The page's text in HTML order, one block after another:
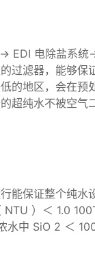
EDI 电除盐系
过滤器，能够
的地区，会在
超纯水不被空气
保证整个纯
）＜ 1.0
中 SiO 2 ＜